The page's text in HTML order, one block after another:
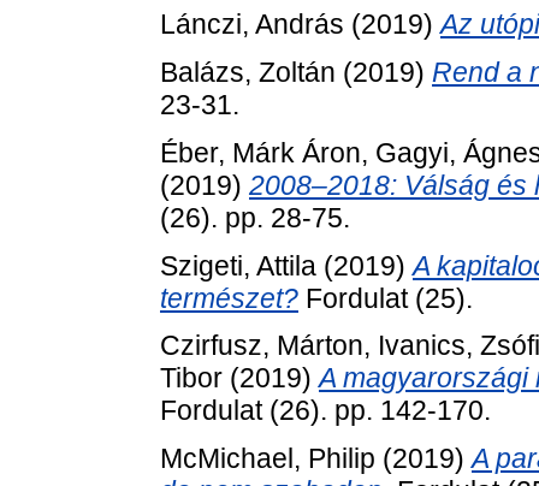
Lánczi, András (2019)Az
Balázs, Zoltán (2019) Rend a
23-31.
Éber, Márk Áron, Gagyi,
(2019) 2008–2018: Válság
(26). pp. 28-75.
Szigeti, Attila (2019)A
természet? Fordulat (25).
Czirfusz, Márton, Ivanics,
Tibor (2019)A magyarországi
Fordulat (26). pp. 142-170.
McMichael, Philip (2019)A